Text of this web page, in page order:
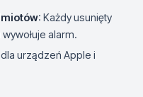
: Każdy usunięty
alarm.
urządzeń Apple i